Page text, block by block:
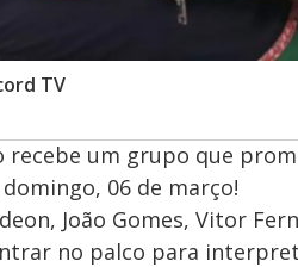
TV
recebe um grupo que
06 de março!
João Gomes, Vitor
no palco para